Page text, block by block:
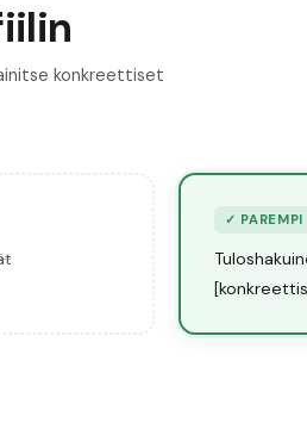
konkreettiset
✓ PAREMPI